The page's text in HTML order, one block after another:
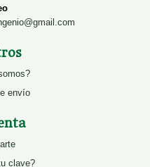
envío
clave?